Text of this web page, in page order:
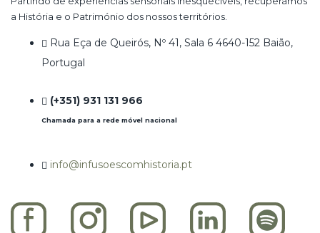
a História e o Património dos nossos territórios.
Rua Eça de Queirós, Nº 41, Sala 6 4640-152 Baião,
Portugal
(+351) 931 131 966
Chamada para a rede móvel nacional
info@infusoescomhistoria.pt